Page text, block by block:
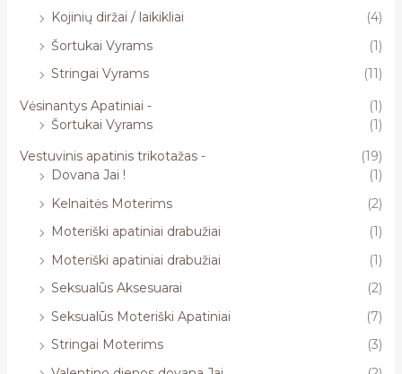
Kojinių diržai / laikikliai
(4)
Šortukai Vyrams
(1)
Stringai Vyrams
(11)
Vėsinantys Apatiniai -
(1)
Šortukai Vyrams
(1)
Vestuvinis apatinis trikotažas -
(19)
Dovana Jai !
(1)
Kelnaitės Moterims
(2)
Moteriški apatiniai drabužiai
(1)
Moteriški apatiniai drabužiai
(1)
Seksualūs Aksesuarai
(2)
Seksualūs Moteriški Apatiniai
(7)
Stringai Moterims
(3)